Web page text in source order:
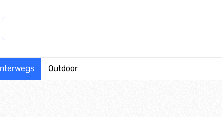
Outdoor